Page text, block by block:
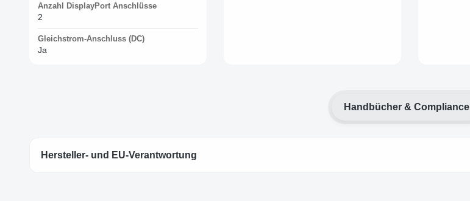
Anzahl DisplayPort Anschlüsse
2
Gleichstrom-Anschluss (DC)
Ja
Handbücher & Compliance
Hersteller- und EU-Verantwortung